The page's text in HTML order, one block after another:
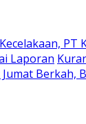
PT
Laporan